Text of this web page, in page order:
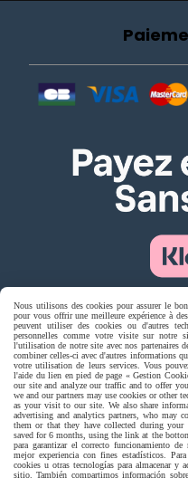
Nous utilisons des cookies pour assurer le
pour vous offrir une meilleure expérience à
peuvent utiliser des cookies ou d'autres
personnelles comme votre visite sur notre
l'utilisation de notre site avec nos partenaires
combiner celles-ci avec d'autres informations
votre utilisation de leurs services. Vous
l'aide du lien en pied de page « Gestion
our site and analyze our traffic and to offer
we and our partners may use cookies or other
as your visit to our site. We also share
advertising and analytics partners, who may
them or that they have collected during your
saved for 6 months, using the link at the
para garantizar el correcto funcionamiento
mejor experiencia con fines estadísticos.
cookies u otras tecnologías para almacenar y
sitio. También compartimos información